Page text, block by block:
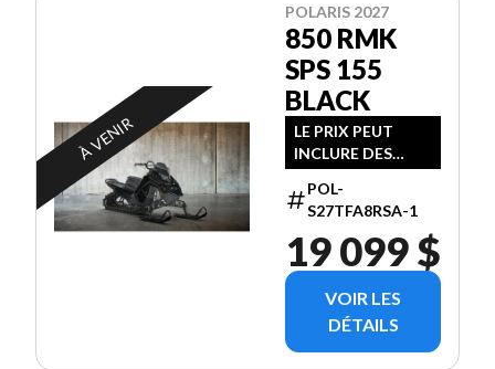
À VENIR
POLARIS 2027
850 RMK
SPS 155
BLACK
LE PRIX PEUT
INCLURE DES
FRAIS
SUPPLÉMENTAIRE
POL-
S27TFA8RSA-1
19 099 $
VOIR LES
DÉTAILS